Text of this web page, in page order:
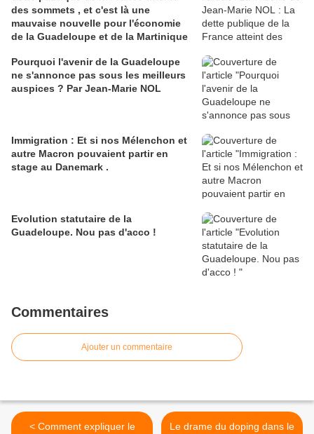
des sommets , et c'est là une
mauvaise nouvelle pour l'économie
de la Guadeloupe et de la Martinique
Pourquoi l'avenir de la Guadeloupe
ne s'annonce pas sous les meilleurs
auspices ? Par Jean-Marie NOL
Immigration : Et si nos Mélenchon et
autre Macron pouvaient partir en
stage au Danemark .
Evolution statutaire de la
Guadeloupe. Nou pas d'acco !
Commentaires
Ajouter un commentaire
< Comment expliquer le
Le drame du doping dans le